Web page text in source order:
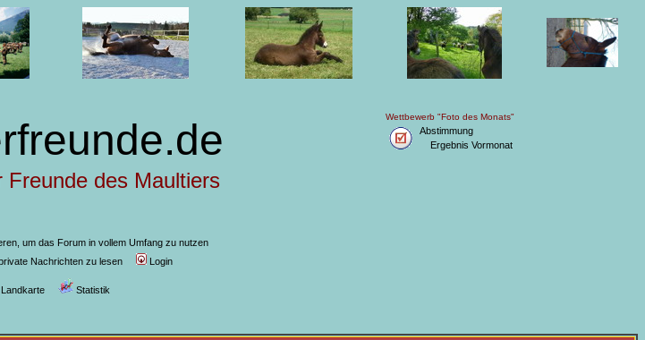
des Maultiers
Wettbewerb "Foto des Monats"
Abstimmung
Ergebnis Vormonat
um das Forum in vollem Umfang zu nutzen
Nachrichten zu lesen
Login
Landkarte Statistik